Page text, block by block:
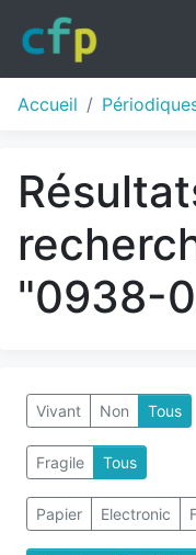
Accueil
"0938-
Vivant Non Tous
Fragile Tous
Papier Electronic